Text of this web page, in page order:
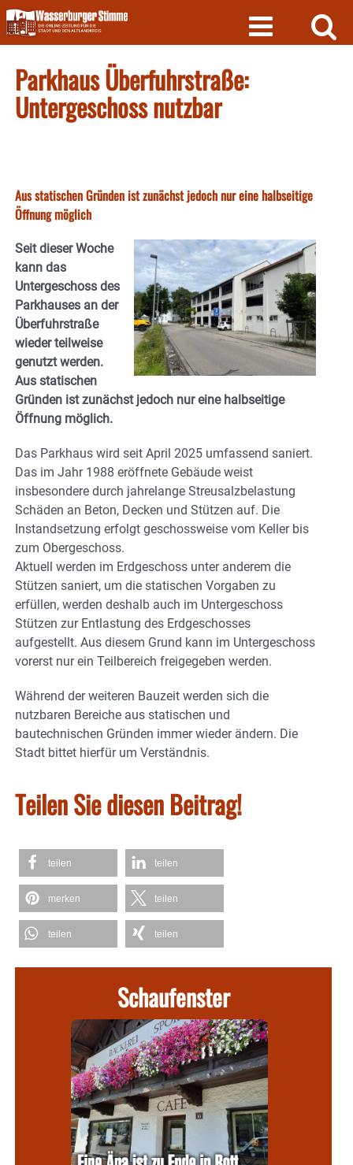
Skip
to
content
Parkhaus Überfuhrstraße:
Untergeschoss nutzbar
Aus statischen Gründen ist zunächst jedoch nur eine halbseitige
Öffnung möglich
Seit dieser Woche
kann das
Untergeschoss des
Parkhauses an der
Überfuhrstraße
wieder teilweise
genutzt werden.
Aus statischen
Gründen ist zunächst jedoch nur eine halbseitige
Öffnung möglich.
Das Parkhaus wird seit April 2025 umfassend saniert.
Das im Jahr 1988 eröffnete Gebäude weist
insbesondere durch jahrelange Streusalzbelastung
Schäden an Beton, Decken und Stützen auf. Die
Instandsetzung erfolgt geschossweise vom Keller bis
zum Obergeschoss.
Aktuell werden im Erdgeschoss unter anderem die
Stützen saniert, um die statischen Vorgaben zu
erfüllen, werden deshalb auch im Untergeschoss
Stützen zur Entlastung des Erdgeschosses
aufgestellt. Aus diesem Grund kann im Untergeschoss
vorerst nur ein Teilbereich freigegeben werden.
Während der weiteren Bauzeit werden sich die
nutzbaren Bereiche aus statischen und
bautechnischen Gründen immer wieder ändern. Die
Stadt bittet hierfür um Verständnis.
Teilen Sie diesen Beitrag!
teilen teilen
merken teilen
teilen teilen
Schaufenster